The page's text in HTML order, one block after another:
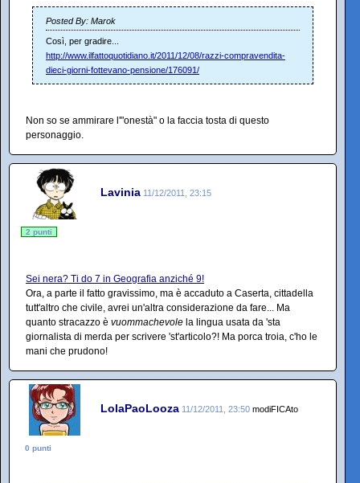
Posted By: Marok
Così, per gradire...
http://www.ilfattoquotidiano.it/2011/12/08/razzi-compravendita-
dieci-giorni-fottevano-pensione/176091/
Non so se ammirare l'"onestà" o la faccia tosta di questo
personaggio.
Lavinia 11/12/2011, 23:15
2 punti
Sei nera? Ti do 7 in Geografia anziché 9!
Ora, a parte il fatto gravissimo, ma è accaduto a Caserta, cittadella
tutt'altro che civile, avrei un'altra considerazione da fare... Ma
quanto stracazzo è vuommachevole la lingua usata da 'sta
giornalista di merda per scrivere 'st'articolo?! Ma porca troia, c'ho le
mani che prudono!
LolaPaoLooza 11/12/2011, 23:50 modiFICAto
0 punti